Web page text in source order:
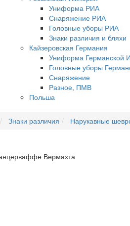
Униформа РИА
Снаряжение РИА
Головные уборы РИА
Знаки различия и бляхи
Кайзеровская Германия
Униформа Германской
Головные уборы
Снаряжение
Разное, ПМВ
Польша
Знаки различия Нарукавные